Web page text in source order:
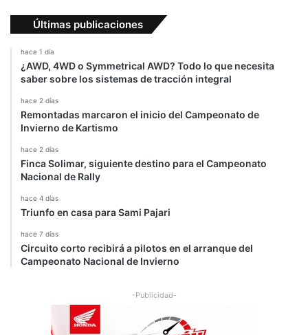
Últimas publicaciones
hace 1 día
¿AWD, 4WD o Symmetrical AWD? Todo lo que necesita
saber sobre los sistemas de tracción integral
hace 2 días
Remontadas marcaron el inicio del Campeonato de
Invierno de Kartismo
hace 2 días
Finca Solimar, siguiente destino para el Campeonato
Nacional de Rally
hace 4 días
Triunfo en casa para Sami Pajari
hace 7 días
Circuito corto recibirá a pilotos en el arranque del
Campeonato Nacional de Invierno
-Publicidad-